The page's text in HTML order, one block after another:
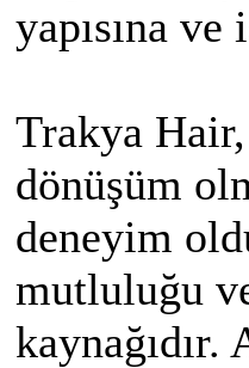
yapısına
Trakya Hair,
dönüşüm
deneyim
mutluluğu